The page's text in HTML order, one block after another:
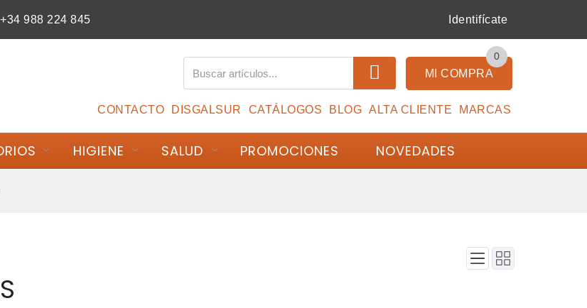
+34 988 224 845 Identifícate
0
MI COMPRA
CONTACTO DISGALSUR CATÁLOGOS BLOG ALTA CLIENTE MARCAS
HIGIENE SALUD PROMOCIONES NOVEDADES